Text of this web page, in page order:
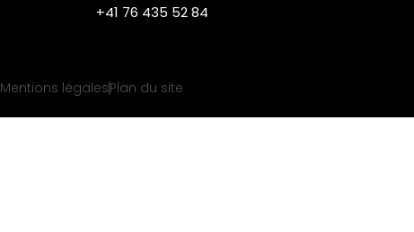
+41 76 435 52 84
Mentions légalesPlan du site